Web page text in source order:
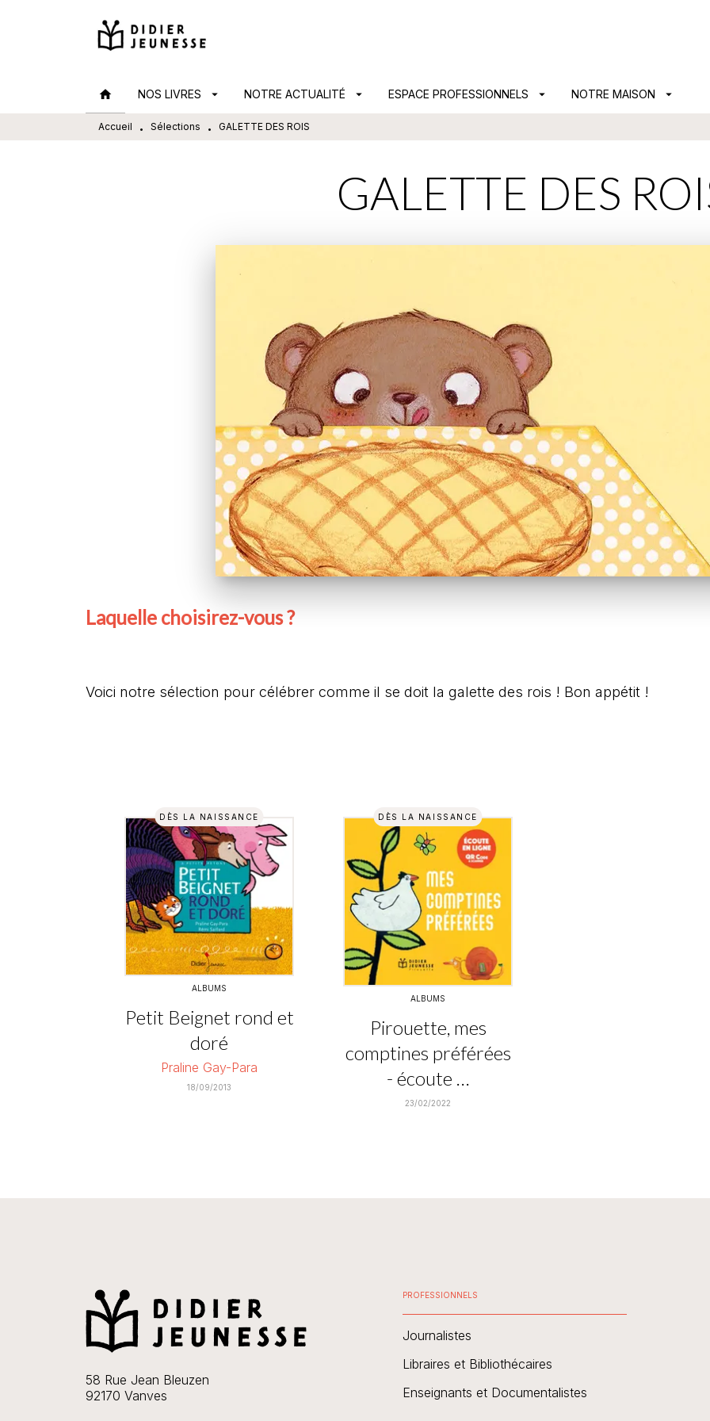
MENU RECHERCHE
home NOS LIVRES arrow_drop_down NOTRE ACTUALITÉ arrow_drop_down ESPACE PROFESSIONNELS arrow_drop_down NOTRE MAISON arrow_drop_down
Accueil • Sélections • GALETTE DES ROIS
GALETTE DES
Laquelle choisirez-vous ?
Voici notre sélection pour célébrer comme il se doit la galette des rois ! Bon appétit !
DÈS LA NAISSANCE
ALBUMS
Petit Beignet rond et
doré
Praline Gay-Para
18/09/2013
DÈS LA NAISSANCE
ALBUMS
Pirouette, mes
comptines préférées
- écoute …
23/02/2022
58 Rue Jean Bleuzen
92170 Vanves
PROFESSIONNELS
Journalistes
Libraires et Bibliothécaires
Enseignants et Documentalistes